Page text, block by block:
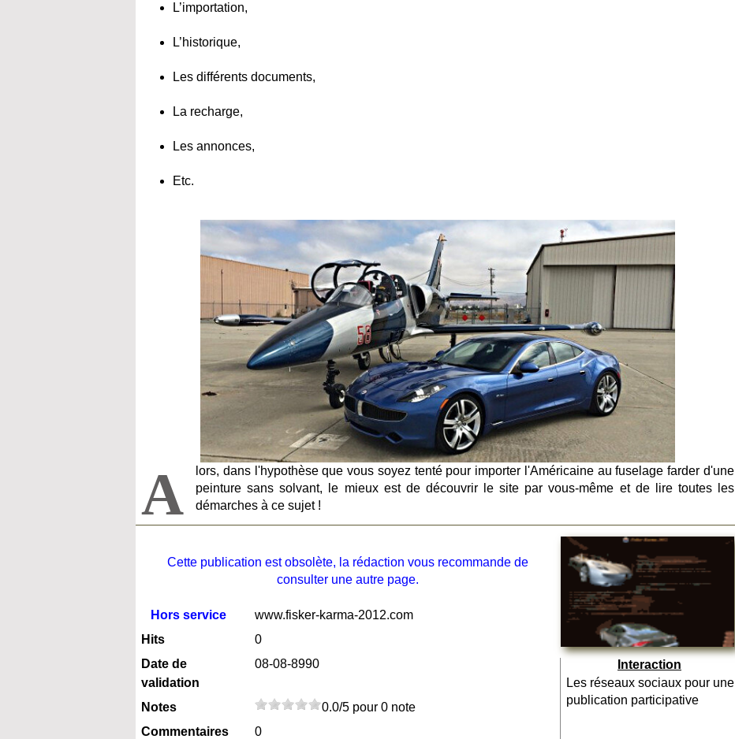
L’importation,
L’historique,
Les différents documents,
La recharge,
Les annonces,
Etc.
A
lors, dans l'hypothèse que vous soyez tenté pour importer l'Américaine au fuselage farder d'une
peinture sans solvant, le mieux est de découvrir le site par vous-même et de lire toutes les
démarches à ce sujet !
Cette publication est obsolète, la rédaction vous recommande de
consulter une autre page.
Hors service
www.fisker-karma-2012.com
Hits
0
Date de
validation
08-08-8990
Notes
0.0/5 pour 0 note
Commentaires
0
Interaction
Les réseaux sociaux pour une
publication participative